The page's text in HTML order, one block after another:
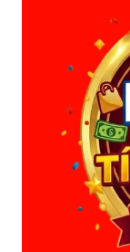
3. Hướng
Kiểm tra và vệ
Kích thích
loại bao cao su
Cố định bao
Dùng một chút